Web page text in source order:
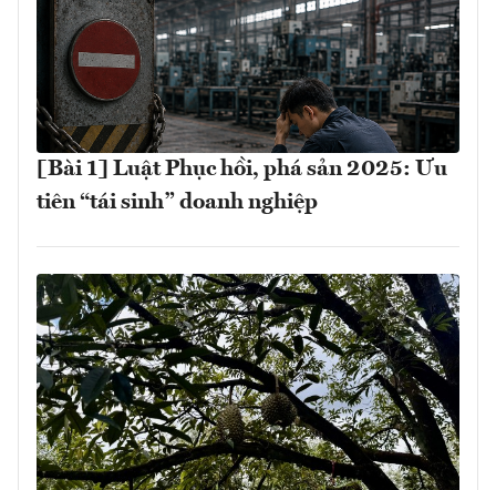
[Bài 1] Luật Phục hồi, phá sản 2025: Ưu
tiên “tái sinh” doanh nghiệp